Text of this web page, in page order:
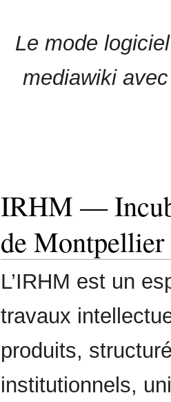
Le mode
mediawiki
IRHM —
de Montpellier
L’IRHM est un
travaux
produits,
institutionnels,